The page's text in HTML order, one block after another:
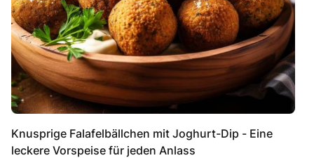
Knusprige Falafelbällchen mit Joghurt-Dip - Eine
leckere Vorspeise für jeden Anlass